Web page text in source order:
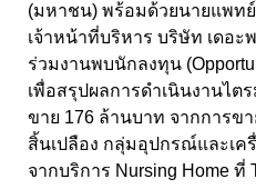
(มหาชน) พร้อมด้วยนายแพท
เจ้าหน้าที่บริหาร บริษัท เดอะ
ร่วมงานพบนักลงทุน
เพื่อสรุปผลการดำเนินงานไต
ขาย 176 ล้านบาท จากการ
สิ้นเปลือง กลุ่มอุปกรณ์และเค
จากบริการ Nursing Home ที่